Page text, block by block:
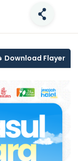
Download Flayer